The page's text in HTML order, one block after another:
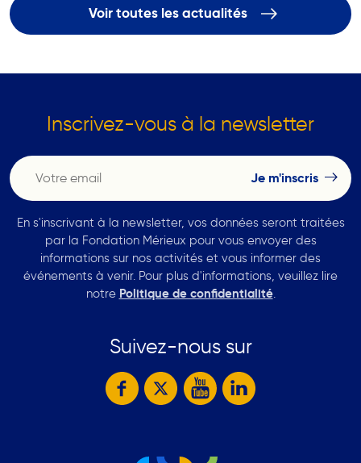
Voir toutes les actualités
Inscrivez-vous à la newsletter
En s'inscrivant à la newsletter, vos données seront traitées
par la Fondation Mérieux pour vous envoyer des
informations sur nos activités et vous informer des
événements à venir. Pour plus d'informations, veuillez lire
notre Politique de confidentialité.
Suivez-nous sur